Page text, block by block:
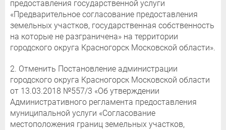
предоставления государственной услуги
«Предварительное согласование предоставления
земельных участков, государственная собственность
на которые не разграничена» на территории
городского округа Красногорск Московской области».
2. Отменить Постановление администрации
городского округа Красногорск Московской области
от 13.03.2018 №557/3 «Об утверждении
Административного регламента предоставления
муниципальной услуги «Согласование
местоположения границ земельных участков,